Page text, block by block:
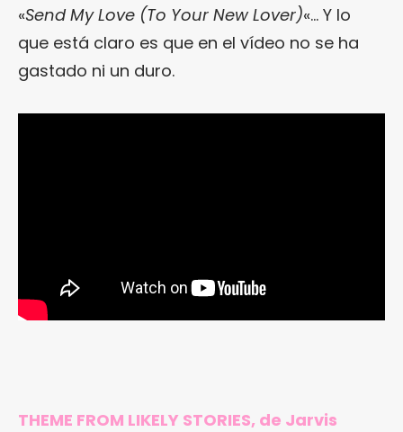
«Send My Love (To Your New Lover)«… Y lo
que está claro es que en el vídeo no se ha
gastado ni un duro.
THEME FROM LIKELY STORIES, de Jarvis